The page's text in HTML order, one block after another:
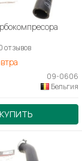
отзывов
09-0606
Бельгия
КУПИТЬ